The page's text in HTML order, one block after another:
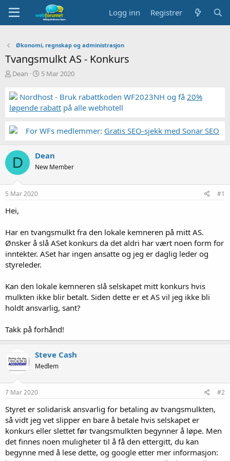
Logg inn Registrer
Økonomi, regnskap og administrasjon
Tvangsmulkt AS - Konkurs
T
å
d
s
a
e
r
Dean
S
r
t
a
5 Mar 2020
Nordhost - Bruk rabattkoden WF2023NH og få 20%
løpende rabatt på alle webhotell
For WFs medlemmer: Gratis SEO-sjekk med Sonar SEO
D Dean
New Member
5 Mar 2020 #1
Hei,
Har en tvangsmulkt fra den lokale kemneren på mitt AS.
Ønsker å slå ASet konkurs da det aldri har vært noen form for
inntekter. ASet har ingen ansatte og jeg er daglig leder og
styreleder.
Kan den lokale kemneren slå selskapet mitt konkurs hvis
mulkten ikke blir betalt. Siden dette er et AS vil jeg ikke bli
holdt ansvarlig, sant?
Takk på forhånd!
Steve Cash
Medlem
7 Mar 2020 #2
Styret er solidarisk ansvarlig for betaling av tvangsmulkten,
så vidt jeg vet slipper en bare å betale hvis selskapet er
konkurs eller slettet før tvangsmulkten begynner å løpe. Men
det finnes noen muligheter til å få den ettergitt, du kan
begynne med å lese dette, og google etter mer informasjon: